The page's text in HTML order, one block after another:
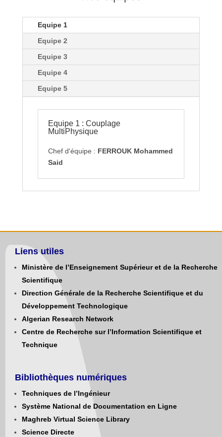
Equipe 1
Equipe 2
Equipe 3
Equipe 4
Equipe 5
Equipe 1 : Couplage
MultiPhysique
Chef d'équipe : FERROUK Mohammed
Said
Liens utiles
Ministère de l’Enseignement Supérieur et de la Recherche
Scientifique
Direction Générale de la Recherche Scientifique et du
Développement Technologique
Algerian Research Network
Centre de Recherche sur l’Information Scientifique et
Technique
Bibliothèques numériques
Techniques de l’Ingénieur
Système National de Documentation en Ligne
Maghreb Virtual Science Library
Science Directe